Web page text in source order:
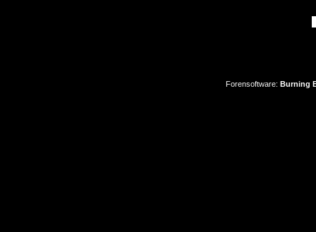
Forensoftware: Burning